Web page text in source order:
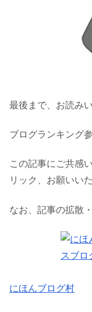
最後まで、お読み
ブログランキング
この記事にご共感
リック、お願いい
なお、記事の拡散
にほんブログ村